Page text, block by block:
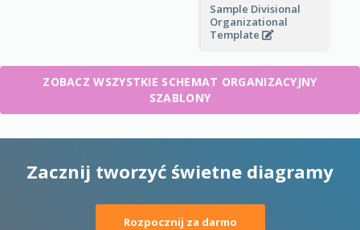
Sample Divisional
Organizational
Template
ZOBACZ WSZYSTKIE SCHEMAT ORGANIZACYJNY
SZABLONY
Zacznij tworzyć świetne diagramy
Rozpocznij za darmo